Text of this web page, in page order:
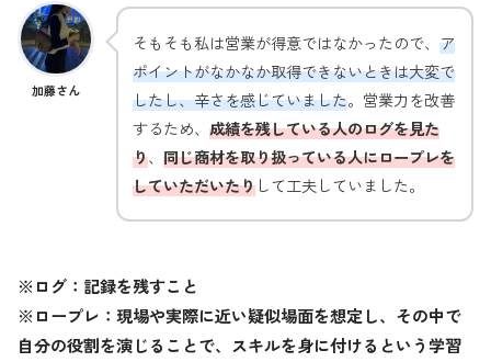
加藤さん
そもそも私は営業が得意ではなかったので、 ア
ポイントがなかなか取得できないときは大変で
したし、辛さを感じていました。営業力を改善
するため、 成績を残している人のログを見た
り、 同じ商材を取り扱っている人にロープレを
していただいたりして工夫していました。
※ログ：記録を残すこと
※ロープレ：現場や実際に近い疑似場面を想定し、その中で
自分の役割を演じることで、スキルを身に付けるという学習